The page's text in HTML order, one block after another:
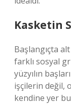
Kasketin
Başlangıçta
farklı sosyal
yüzyılın
işçilerin değil,
kendine yer